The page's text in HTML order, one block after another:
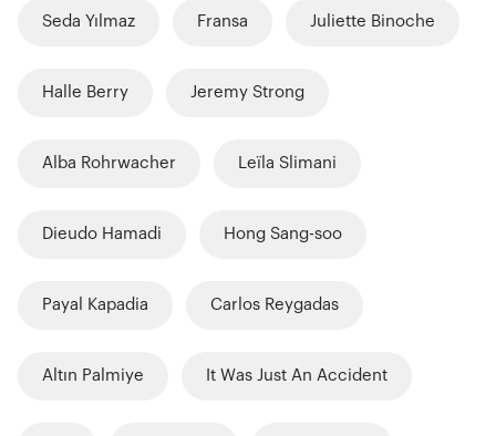
Seda Yılmaz Fransa Juliette Binoche
Halle Berry Jeremy Strong
Alba Rohrwacher Leïla Slimani
Dieudo Hamadi Hong Sang-soo
Payal Kapadia Carlos Reygadas
Altın Palmiye It Was Just An Accident